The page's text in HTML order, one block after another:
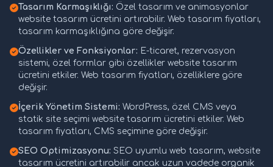
Tasarım Karmaşıklığı: Özel tasarım ve animasyonlar
website tasarım ücretini artırabilir. Web tasarım fiyatları,
tasarım karmaşıklığına göre değişir.
Özellikler ve Fonksiyonlar: E-ticaret, rezervasyon
sistemi, özel formlar gibi özellikler website tasarım
ücretini etkiler. Web tasarım fiyatları, özelliklere göre
değişir.
İçerik Yönetim Sistemi: WordPress, özel CMS veya
statik site seçimi website tasarım ücretini etkiler. Web
tasarım fiyatları, CMS seçimine göre değişir.
SEO Optimizasyonu: SEO uyumlu web tasarım, website
tasarım ücretini artırabilir ancak uzun vadede organik